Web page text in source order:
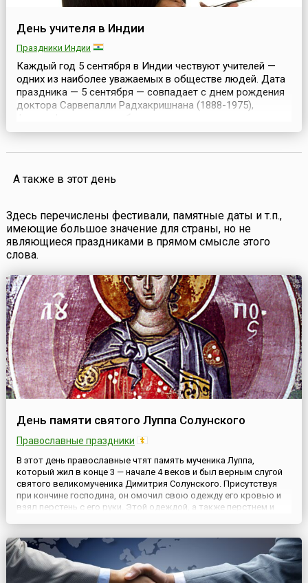
День учителя в Индии
Праздники Индии
Каждый год 5 сентября в Индии чествуют учителей —
одних из наиболее уважаемых в обществе людей. Дата
праздника — 5 сентября — совпадает с днем рождения
доктора Сарвепалли Радхакришнана (1888-1975),
государственного деятеля. C 1962 по 1967 годы
А также в этот день
Здесь перечислены фестивали, памятные даты и т.п.,
имеющие большое значение для страны, но не
являющиеся праздниками в прямом смысле этого
слова.
День памяти святого Луппа Солунского
Православные праздники
В этот день православные чтят память мученика Луппа,
который жил в конце 3 — начале 4 веков и был верным слугой
святого великомученика Димитрия Солунского. Присутствуя
при кончине господина, он омочил свою одежду его кровью и
взял перстень с его руки. Этой одеждой, а также перстнем и